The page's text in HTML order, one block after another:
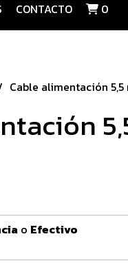
CONTACTO 0
Cable alimentación 5,5
o Efectivo